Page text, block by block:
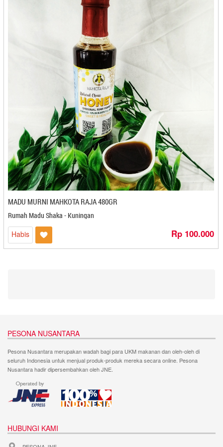
Cube Cuts - Medan
CV Karya Boga Jaya - Semarang
CV Karya Boga Jaya - Semarang
CV. Berkah Impian Bersama - Banjarbaru
CV. Ghaza Catering - Kediri
CV. Itrade Intl - Bekasi
CV. Kaleb Berkah - Gorontalo
CV. Mirando - Pangkal Pinang
CV. Muda Kopi Indonesia - Medan
CV. Prima Rasa - Bandung
CV. Rosalia Jaya - Bandung
CV. Saripati Laer - Cilegon
CV. Semar Food
CV. Semar Food - Cilegon
CV. Tirta Dewi - Kuningan
CV. Yakin Rizki Illahi - Pangkal Pinang
D'Ipey - Makassar
Dapoer Bu Endang - Medan
Dapoer Cemilan Adam - Banjarmasin
Dapur Hanna - Cilegon
Dapur Mungil - Sukabumi
Dapur NiceMomy - Bekasi
Dapur Ulin 21 - Banjarbaru
Daun Harum - Bontang
David Resto dan Oleh Oleh - Yogyakarta
Daya Qu - Banjarbaru
Dayana - Cilegon
MADU MURNI MAHKOTA RAJA 480GR
Rumah Madu Shaka - Kuningan
Habis Rp 100.000
PESONA NUSANTARA
Pesona Nusantara merupakan wadah bagi para UKM makanan dan oleh-oleh di
seluruh Indonesia untuk menjual produk-produk mereka secara online. Pesona
Nusantara hadir dipersembahkan oleh JNE.
HUBUNGI KAMI